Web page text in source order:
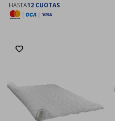
HASTA12 CUOTAS
|
|